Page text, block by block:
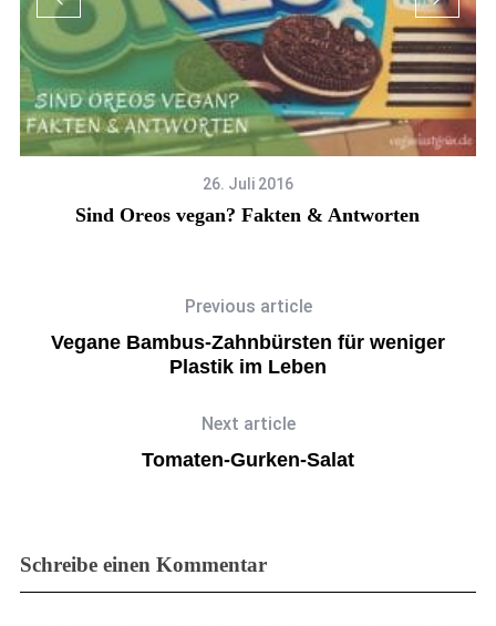
26. Juli 2016
Sind Oreos vegan? Fakten & Antworten
Previous article
Vegane Bambus-Zahnbürsten für weniger
Plastik im Leben
Next article
Tomaten-Gurken-Salat
Schreibe einen Kommentar